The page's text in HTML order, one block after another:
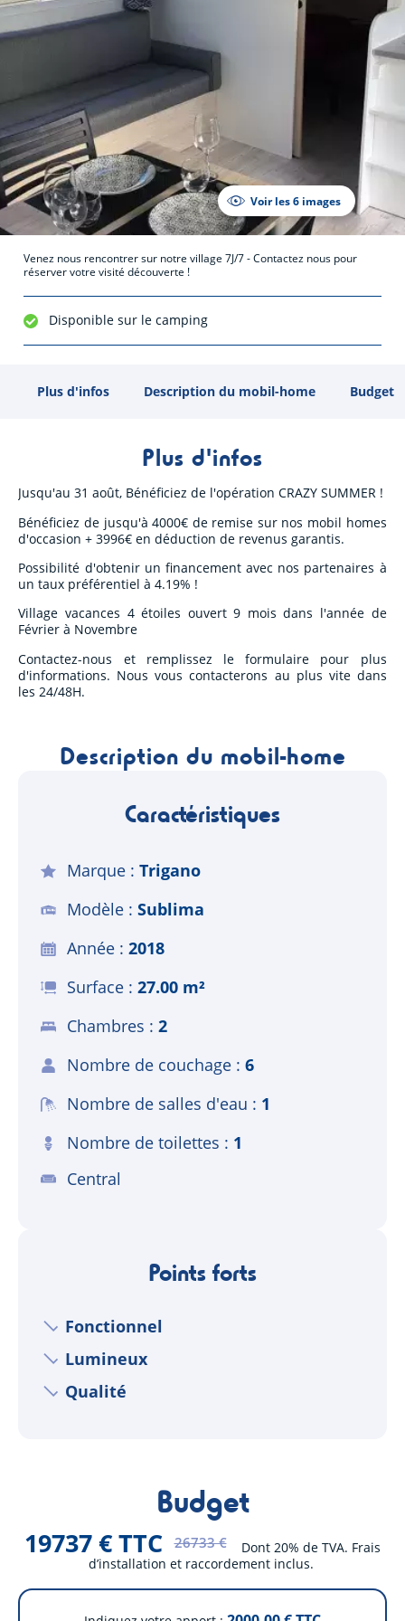
Voir les 6 images
Venez nous rencontrer sur notre village 7J/7 - Contactez nous pour
réserver votre visité découverte !
Disponible sur le camping
Plus d'infos Description du mobil-home Budget
Plus d'infos
Jusqu'au 31 août, Bénéficiez de l'opération CRAZY SUMMER !
Bénéficiez de jusqu'à 4000€ de remise sur nos mobil homes
d'occasion + 3996€ en déduction de revenus garantis.
Possibilité d'obtenir un financement avec nos partenaires à
un taux préférentiel à 4.19% !
Village vacances 4 étoiles ouvert 9 mois dans l'année de
Février à Novembre
Contactez-nous et remplissez le formulaire pour plus
d'informations. Nous vous contacterons au plus vite dans
les 24/48H.
Description du mobil-home
Caractéristiques
Marque
Trigano
Modèle
Sublima
Année
2018
Surface
27.00 m²
Chambres
2
Nombre de couchage
6
Nombre de salles d'eau
1
Nombre de toilettes
1
Central
Points forts
Fonctionnel
Lumineux
Qualité
Budget
19737 € TTC 26733 €
Dont 20% de TVA. Frais
d’installation et raccordement inclus.